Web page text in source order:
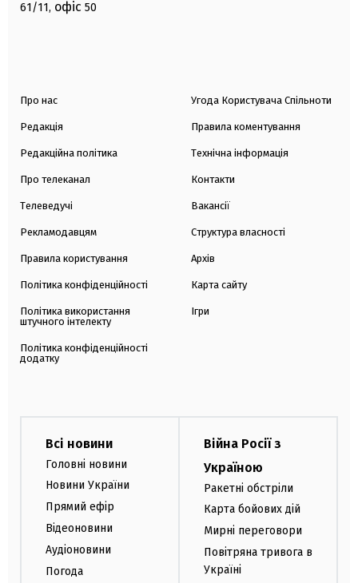
61/11, офіс 50
Про нас
Редакція
Редакційна політика
Про телеканал
Телеведучі
Рекламодавцям
Правила користування
Політика конфіденційності
Політика використання
штучного інтелекту
Політика конфіденційності
додатку
Угода Користувача Спільноти
Правила коментування
Технічна інформація
Контакти
Вакансії
Структура власності
Архів
Карта сайту
Ігри
Всі новини
Головні новини
Новини України
Прямий ефір
Відеоновини
Аудіоновини
Погода
Війна Росії з
Україною
Ракетні обстріли
Карта бойових дій
Мирні переговори
Повітряна тривога в
Україні